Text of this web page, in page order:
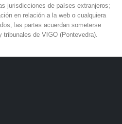
jurisdicciones de países extranjeros;
en relación a la web o cualquiera
las partes acuerdan someterse
de VIGO (Pontevedra).